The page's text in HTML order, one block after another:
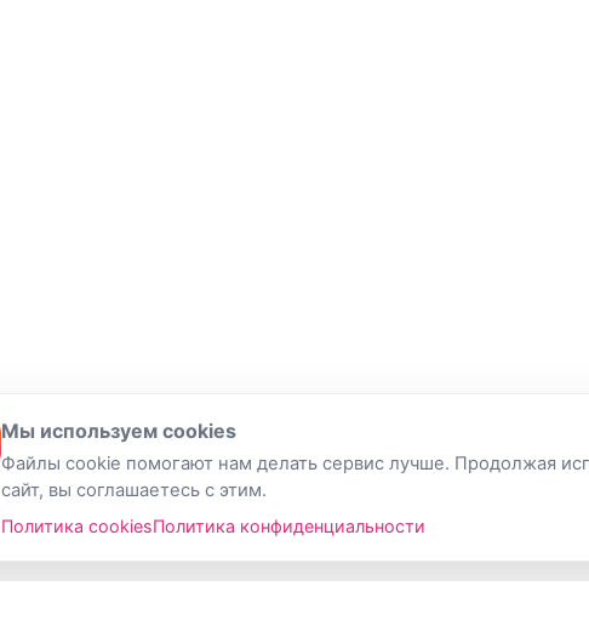
Мы используем cookies
Файлы cookie помогают нам делать сервис лучше. Продолжая
сайт, вы соглашаетесь с этим.
Политика cookiesПолитика конфиденциальности